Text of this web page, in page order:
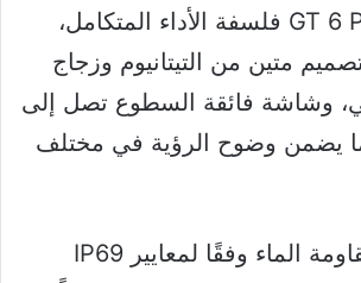
تُجسّد ساعة GT 6 Pro فلسفة الأداء المتكامل،
متين من التيتانيوم وزجاج
وشاشة فائقة السطوع تصل إلى
ما يضمن وضوح الرؤية في مختلف
تدعم الساعة مقاومة الماء وفقًا لمعايير IP69